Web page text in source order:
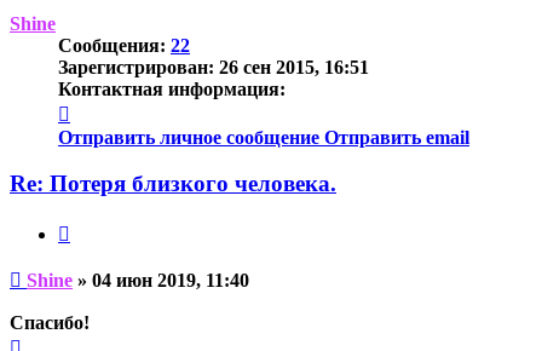
началу
Shine
Сообщения: 22
Зарегистрирован: 26 сен 2015, 16:51
Контактная информация:
информация
пользователя
Отправить личное сообщение Отправить email
Re: Потеря близкого человека.
Непрочитанное
Shine » 04 июн 2019, 11:40
Спасибо!